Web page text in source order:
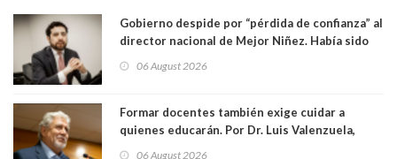
Gobierno despide por “pérdida de confianza” al
director nacional de Mejor Niñez. Había sido
06 August 2026
Formar docentes también exige cuidar a
quienes educarán. Por Dr. Luis Valenzuela,
06 August 2026